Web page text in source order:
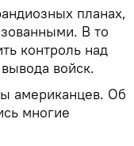
планах,
В то
контроль над
войск.
американцев. Об
многие